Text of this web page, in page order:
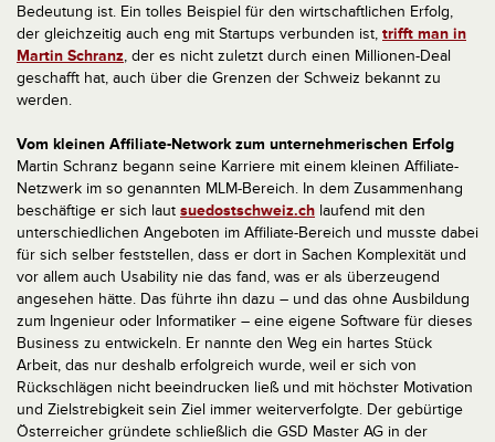
Bedeutung ist. Ein tolles Beispiel für den wirtschaftlichen Erfolg,
der gleichzeitig auch eng mit Startups verbunden ist, trifft man in
Martin Schranz, der es nicht zuletzt durch einen Millionen-Deal
geschafft hat, auch über die Grenzen der Schweiz bekannt zu
werden.
Vom kleinen Affiliate-Network zum unternehmerischen Erfolg
Martin Schranz begann seine Karriere mit einem kleinen Affiliate-
Netzwerk im so genannten MLM-Bereich. In dem Zusammenhang
beschäftige er sich laut suedostschweiz.ch laufend mit den
unterschiedlichen Angeboten im Affiliate-Bereich und musste dabei
für sich selber feststellen, dass er dort in Sachen Komplexität und
vor allem auch Usability nie das fand, was er als überzeugend
angesehen hätte. Das führte ihn dazu – und das ohne Ausbildung
zum Ingenieur oder Informatiker – eine eigene Software für dieses
Business zu entwickeln. Er nannte den Weg ein hartes Stück
Arbeit, das nur deshalb erfolgreich wurde, weil er sich von
Rückschlägen nicht beeindrucken ließ und mit höchster Motivation
und Zielstrebigkeit sein Ziel immer weiterverfolgte. Der gebürtige
Österreicher gründete schließlich die GSD Master AG in der